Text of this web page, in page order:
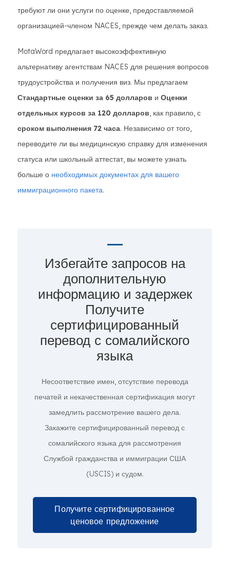
требуют ли они услуги по оценке, предоставляемой
организацией-членом NACES, прежде чем делать заказ.
MotaWord предлагает высокоэффективную
альтернативу агентствам NACES для решения вопросов
трудоустройства и получения виз. Мы предлагаем
Стандартные оценки за 65 долларов и Оценки
отдельных курсов за 120 долларов, как правило, с
сроком выполнения 72 часа. Независимо от того,
переводите ли вы медицинскую справку для изменения
статуса или школьный аттестат, вы можете узнать
больше о необходимых документах для вашего
иммиграционного пакета.
Избегайте запросов на
дополнительную
информацию и задержек
Получите
сертифицированный
перевод с сомалийского
языка
Несоответствие имен, отсутствие перевода
печатей и некачественная сертификация могут
замедлить рассмотрение вашего дела.
Закажите сертифицированный перевод с
сомалийского языка для рассмотрения
Службой гражданства и иммиграции США
(USCIS) и судом.
Получите сертифицированное
ценовое предложение